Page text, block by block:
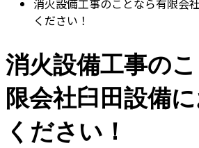
消火設備工事のことなら有限会
ください！
消火設備工事の
限会社臼田設備
ください！